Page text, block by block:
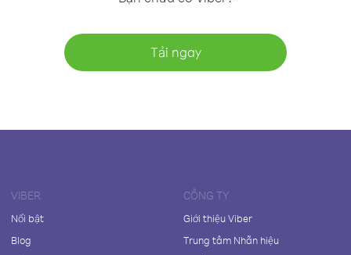
Tải ngay
VIBER
Nổi bật
Blog
CÔNG TY
Giới thiệu Viber
Trung tâm Nhãn hiệu